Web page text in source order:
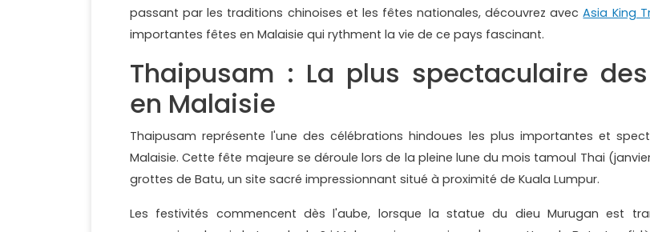
passant par les traditions chinoises et les fêtes nationales, découvrez avecAsia King
importantes fêtes en Malaisie qui rythment la vie de ce pays fascinant.
Thaipusam : La plus spectaculaire
en Malaisie
Thaipusam représente l'une des célébrations hindoues les plus importantes et
Malaisie. Cette fête majeure se déroule lors de la pleine lune du mois tamoul Thai
grottes de Batu, un site sacré impressionnant situé à proximité de Kuala Lumpur.
Les festivités commencent dès l'aube, lorsque la statue du dieu Murugan est